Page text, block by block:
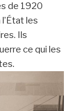
de 1920
les
Ils
ce qui les